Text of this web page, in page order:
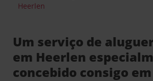
Heerlen
Um serviço de
em Heerlen
concebido consigo